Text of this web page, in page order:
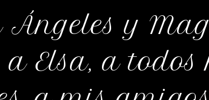
Ángeles y
Elsa, a todos